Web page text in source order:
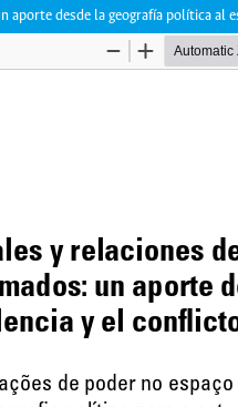
aporte desde la geografía política